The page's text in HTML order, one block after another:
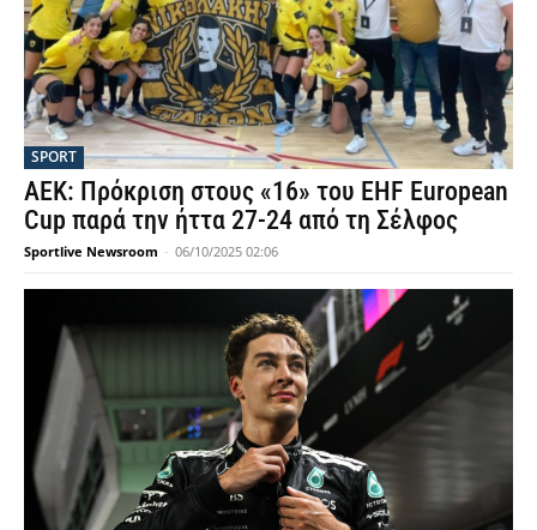
SPORT
ΑΕΚ: Πρόκριση στους «16» του EHF European
Cup παρά την ήττα 27-24 από τη Σέλφος
Sportlive Newsroom - 06/10/2025 02:06